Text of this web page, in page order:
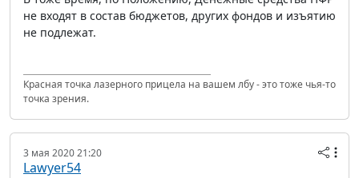
не входят в состав бюджетов, других фондов и изъятию
не подлежат.
Красная точка лазерного прицела на вашем лбу - это тоже чья-то
точка зрения.
3 мая 2020 21:20
Lawyer54